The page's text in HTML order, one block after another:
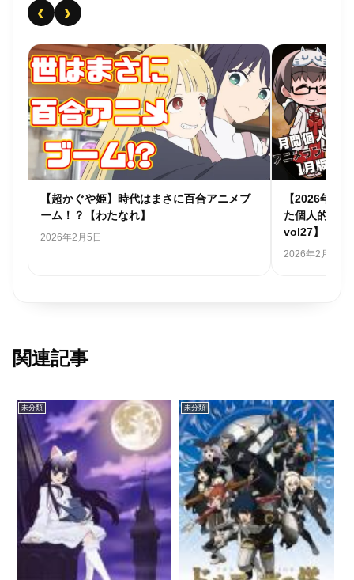
‹ ›
【超かぐや姫】時代はまさに百合アニメブ
ーム！？【わたなれ】
2026年2月5日
【2026年ア
た個人的アニ
vol27】
2026年2月1日
関連記事
未分類 未分類